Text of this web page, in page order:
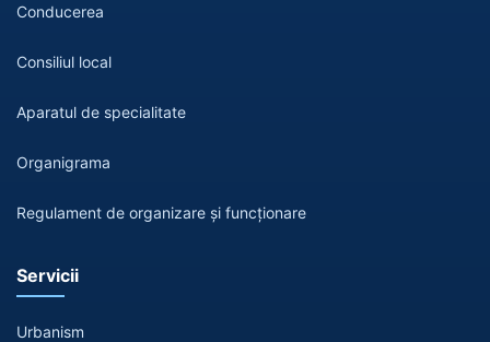
Conducerea
Consiliul local
Aparatul de specialitate
Organigrama
Regulament de organizare și funcționare
Servicii
Urbanism